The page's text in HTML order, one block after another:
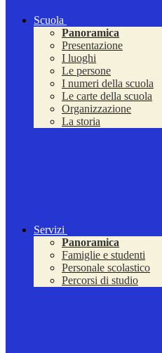
Scuola
Panoramica
Presentazione
I luoghi
Le persone
I numeri della scuola
Le carte della scuola
Organizzazione
La storia
Servizi
Panoramica
Famiglie e studenti
Personale scolastico
Percorsi di studio